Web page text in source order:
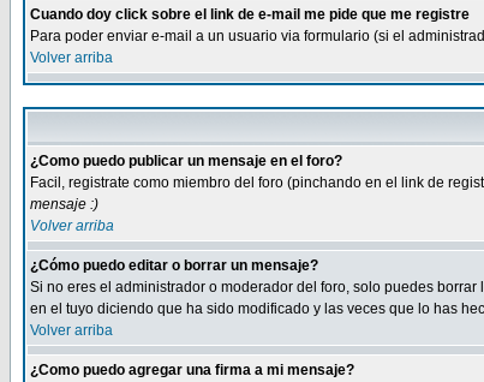
Cuando doy click sobre el link de e-mail me pide que me registre
Para poder enviar e-mail a un usuario via formulario (si el
Volver arriba
¿Como puedo publicar un mensaje en el foro?
Facil, registrate como miembro del foro (pinchando en el link de
mensaje :)
Volver arriba
¿Cómo puedo editar o borrar un mensaje?
Si no eres el administrador o moderador del foro, solo puedes
en el tuyo diciendo que ha sido modificado y las veces que lo has
Volver arriba
¿Como puedo agregar una firma a mi mensaje?